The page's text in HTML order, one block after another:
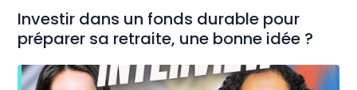
Investir dans un fonds durable pour
préparer sa retraite, une bonne idée ?